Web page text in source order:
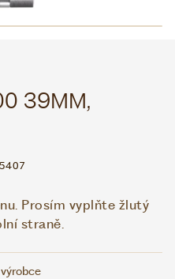
39MM,
Prosím vyplňte žlutý
straně.